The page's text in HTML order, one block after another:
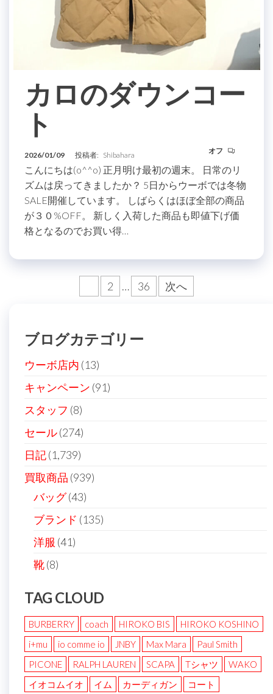
カロのダウンコー
ト
2026/01/09 投稿者: Shibahara オフ
こんにちは(o^^o) 正月明け最初の週末。 日常のリ
ズムは戻ってきましたか？ 5日からウーボでは冬物
SALE開催しています。 しばらくはほぼ全部の商品
が３０%OFF。 新しく入荷した商品も即値下げ価
格となるのでお買い得…
ー
ジ
送
り
2 … 36 次へ
ブログカテゴリー
ウーボ店内 (13)
キャンペーン (91)
スタッフ (8)
セール(274)
日記(1,739)
買取商品 (939)
バッグ(43)
ブランド (135)
洋服 (41)
靴(8)
TAG CLOUD
BURBERRY coach HIROKO BIS
HIROKO KOSHINO
i+mu
io comme io JNBY Max Mara
Paul Smith
PICONE
RALPH LAUREN SCAPA Tシャツ
WAKO
イオコムイオ
イム カーディガン コート